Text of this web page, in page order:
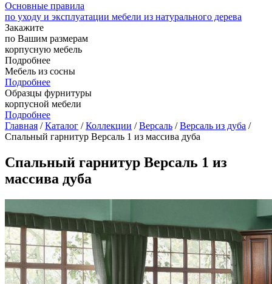
Основные правила
по уходу и эксплуатации мебели из натурального дерева
Закажите
по Вашим размерам
корпусную мебель
Подробнее
Мебель из сосны
Подробнее
Образцы фурнитуры
корпусной мебели
Подробнее
Главная /Каталог /Коллекции /Версаль /Версаль из дуба /
Спальный гарнитур Версаль 1 из массива дуба
Спальный гарнитур Версаль 1 из
массива дуба